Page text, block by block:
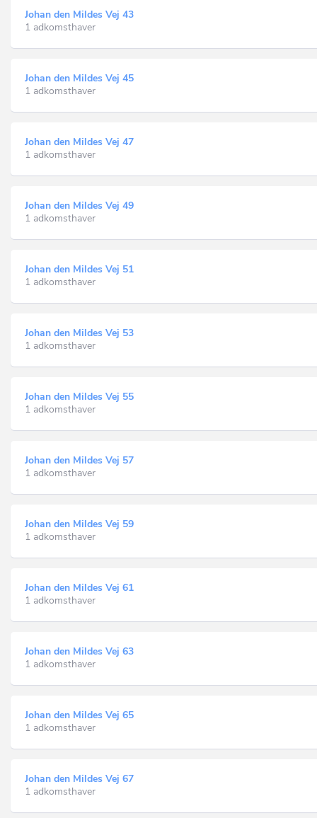
Johan den Mildes Vej 43
1 adkomsthaver
Johan den Mildes Vej 45
1 adkomsthaver
Johan den Mildes Vej 47
1 adkomsthaver
Johan den Mildes Vej 49
1 adkomsthaver
Johan den Mildes Vej 51
1 adkomsthaver
Johan den Mildes Vej 53
1 adkomsthaver
Johan den Mildes Vej 55
1 adkomsthaver
Johan den Mildes Vej 57
1 adkomsthaver
Johan den Mildes Vej 59
1 adkomsthaver
Johan den Mildes Vej 61
1 adkomsthaver
Johan den Mildes Vej 63
1 adkomsthaver
Johan den Mildes Vej 65
1 adkomsthaver
Johan den Mildes Vej 67
1 adkomsthaver